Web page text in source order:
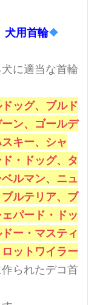
用首輪❖
に適当な首輪
ッグ、 ブルド
ン、 ゴールデ
キー、 シャ
・ドッグ、 タ
ベルマン、 ニュ
ブルテリア、 ブ
パード・ドッ
ー・マスティ
ロットワイラー
られたデコ首